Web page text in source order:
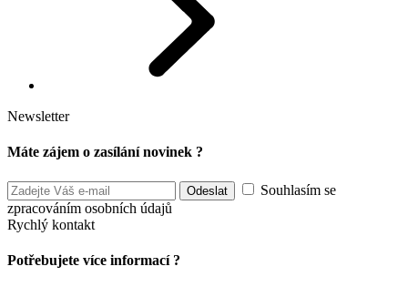
Newsletter
Máte zájem o zasílání novinek ?
Souhlasím se
zpracováním osobních údajů
Rychlý kontakt
Potřebujete více informací ?